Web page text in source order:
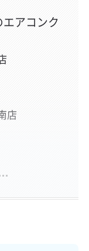
アコンク
店